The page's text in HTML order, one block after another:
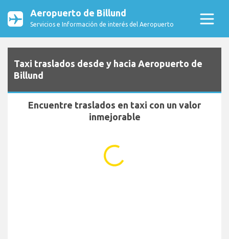
Aeropuerto de Billund
Servicios e Información de interés del Aeropuerto
Taxi traslados desde y hacia Aeropuerto de
Billund
Encuentre traslados en taxi con un valor
inmejorable
...